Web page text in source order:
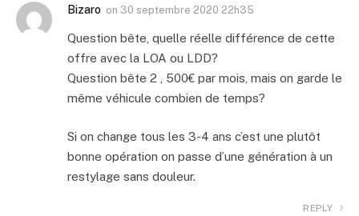
Bizaro on 30 septembre 2020 22h35
Question bête, quelle réelle différence de cette
offre avec la LOA ou LDD?
Question bête 2 , 500€ par mois, mais on garde le
même véhicule combien de temps?
Si on change tous les 3-4 ans c’est une plutôt
bonne opération on passe d’une génération à un
restylage sans douleur.
REPLY